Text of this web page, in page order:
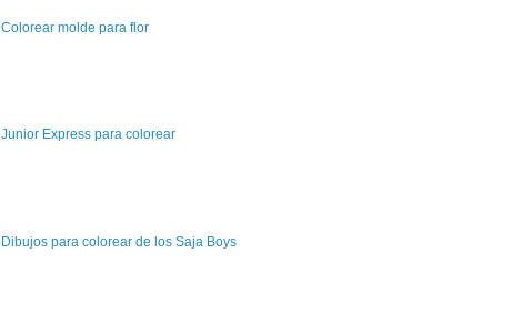
Colorear molde para flor
Junior Express para colorear
Dibujos para colorear de los Saja Boys